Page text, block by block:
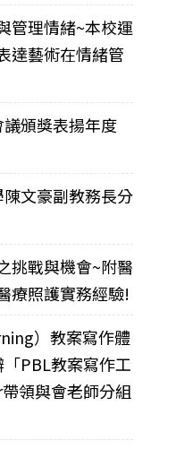
管理情緒~本校運
達藝術在情緒管
頒獎表揚年度
文豪副教務長分
挑戰與機會~附醫
療照護實務經驗!
）教案寫作體
PBL教案寫作工
領與會老師分組